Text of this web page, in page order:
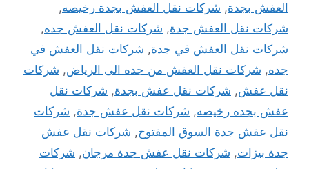
العفش بجدة, شركات نقل العفش بجدة رخيصه,
شركات نقل العفش جدة, شركات نقل العفش جده,
شركات نقل العفش في جدة, شركات نقل العفش في
جده, شركات نقل العفش من جده الى الرياض, شركات
نقل عفش, شركات نقل عفش بجدة, شركات نقل
عفش بجده رخيصه, شركات نقل عفش جدة, شركات
نقل عفش جدة السوق المفتوح, شركات نقل عفش
جدة بيزات, شركات نقل عفش جدة مرجان, شركات